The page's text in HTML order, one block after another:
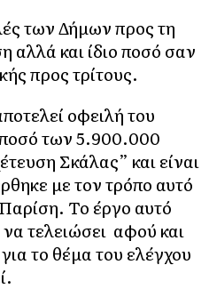
των Δήμων προς τη
αλλά και ίδιο ποσό σαν
προς τρίτους.
οφειλή του
των 5.900.000
Σκάλας” και είναι
με τον τρόπο αυτό
Το έργο αυτό
να τελειώσει αφού και
το θέμα του ελέγχου